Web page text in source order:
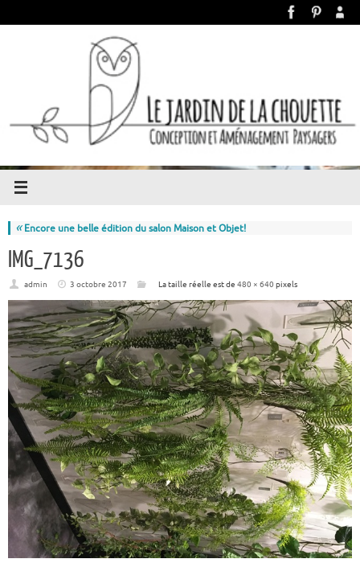
«Encore une belle édition du salon Maison et Objet!
IMG_7136
admin 3 octobre 2017 La taille réelle est de 480 × 640 pixels